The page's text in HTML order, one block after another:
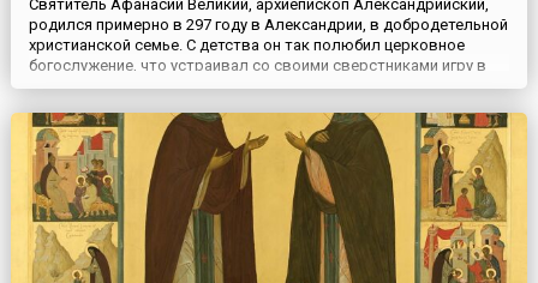
Святитель Афанасий Великий, архиепископ Александрийский,
родился примерно в 297 году в Александрии, в добродетельной
христианской семье. С детства он так полюбил церковное
богослужение, что устраивал со своими сверстниками игру в
священников, а сам, подобно епископу, со всей точностью
присоединялись дети из языческих семей, святой Афанасий
рассказывал и...